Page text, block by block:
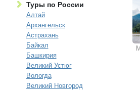
Туры по России
Алтай
Архангельск
Астрахань
Байкал
Башкирия
Великий Устюг
Вологда
Великий Новгород